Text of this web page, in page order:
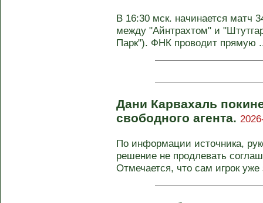
В 16:30 мск. начинается матч
между "Айнтрахтом" и
Парк"). ФНК проводит прямую
Дани Карвахаль
свободного агента.
По информации источника,
решение не продлевать
Отмечается, что сам игрок уже